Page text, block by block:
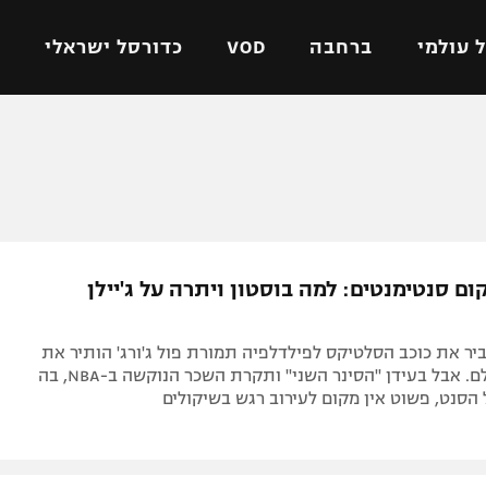
עולמי ברחבה VOD כדורסל ישראלי
ישראל
ליגה איטלקית
ליגה צרפתית
מכבי תל אביב
הפועל ירושלים
סנטימנטים: למה בוסטון ויתרה על ג'יילן
את כוכב הסלטיקס לפילדלפיה תמורת פול ג'ורג' הותיר את
האוהדים בהלם. אבל בעידן "הסינר השני" ותקרת השכר הנוקשה ב-NBA, בה
פשוט אין מקום לעירוב רגש בשיקולים